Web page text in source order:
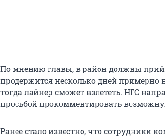
По мнению главы, в район должны
продержится несколько дней примерно
тогда лайнер сможет взлететь. НГС
просьбой прокомментировать
Ранее стало известно, что сотрудники